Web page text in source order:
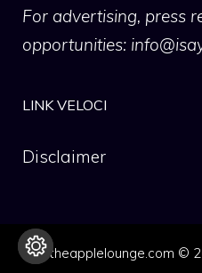
For advertising, press
opportunities:
LINK VELOCI
Disclaimer
theapplelounge.com ©